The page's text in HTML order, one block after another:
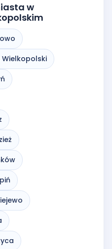
w
Wielkopolski